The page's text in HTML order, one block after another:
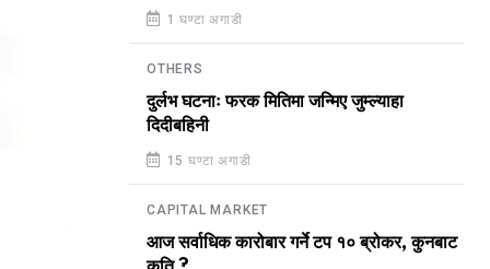
1 घण्टा अगाडी
OTHERS
दुर्लभ घटनाः फरक मितिमा जन्मिए जुम्ल्याहा
दिदीबहिनी
15 घण्टा अगाडी
CAPITAL MARKET
आज सर्वाधिक कारोबार गर्ने टप १० ब्रोकर, कुनबाट